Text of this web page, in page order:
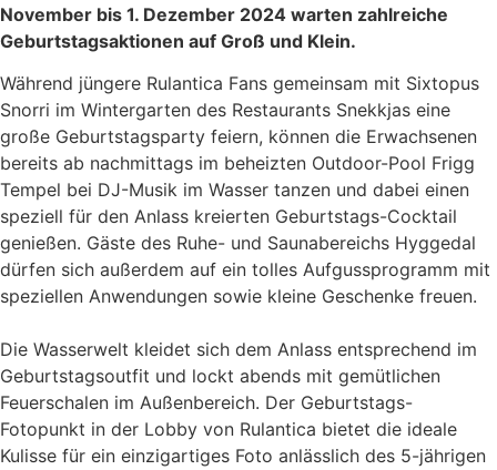
November bis 1. Dezember 2024 warten zahlreiche
Geburtstagsaktionen auf Groß und Klein.
Während jüngere Rulantica Fans gemeinsam mit Sixtopus
Snorri im Wintergarten des Restaurants Snekkjas eine
große Geburtstagsparty feiern, können die Erwachsenen
bereits ab nachmittags im beheizten Outdoor-Pool Frigg
Tempel bei DJ-Musik im Wasser tanzen und dabei einen
speziell für den Anlass kreierten Geburtstags-Cocktail
genießen. Gäste des Ruhe- und Saunabereichs Hyggedal
dürfen sich außerdem auf ein tolles Aufgussprogramm mit
speziellen Anwendungen sowie kleine Geschenke freuen.
Die Wasserwelt kleidet sich dem Anlass entsprechend im
Geburtstagsoutfit und lockt abends mit gemütlichen
Feuerschalen im Außenbereich. Der Geburtstags-
Fotopunkt in der Lobby von Rulantica bietet die ideale
Kulisse für ein einzigartiges Foto anlässlich des 5-jährigen